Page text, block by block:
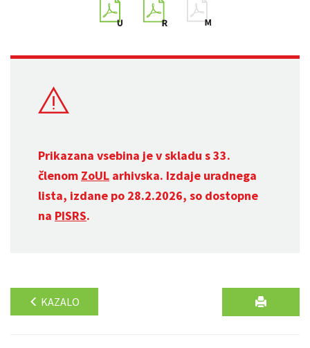
Prikazana vsebina je v skladu s 33.
členom ZoUL arhivska. Izdaje uradnega
lista, izdane po 28.2.2026, so dostopne
na PISRS.
KAZALO